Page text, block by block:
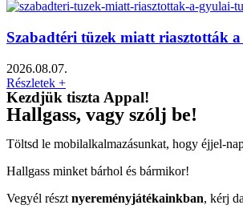
Szabadtéri tüzek miatt riasztották
2026.08.07.
Részletek +
Kezdjük tiszta Appal!
Hallgass, vagy szólj be!
Töltsd le mobilalkalmazásunkat, hogy éjjel-
Hallgass minket bárhol és bármikor!
Vegyél részt nyereményjátékainkban, kérj